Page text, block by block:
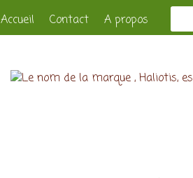
Accueil Contact A propos